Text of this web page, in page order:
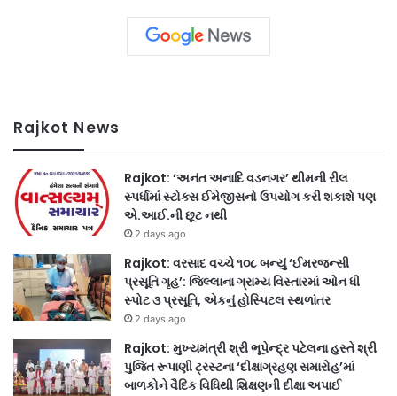
Rajkot News
Rajkot: ‘અનંત અનાદિ વડનગર’ થીમની રીલ
સ્પર્ધામાં સ્ટોક્સ ઈમેજીસનો ઉપયોગ કરી શકાશે પણ
એ.આઈ.ની છૂટ નથી
2 days ago
Rajkot: વરસાદ વચ્ચે ૧૦૮ બન્યું ‘ઈમરજન્સી
પ્રસૂતિ ગૃહ’: જિલ્લાના ગ્રામ્ય વિસ્તારમાં ઓન ધી
સ્પોટ ૩ પ્રસૂતિ, એકનું હોસ્પિટલ સ્થળાંતર
2 days ago
Rajkot: મુખ્યમંત્રી શ્રી ભૂપેન્દ્ર પટેલના હસ્તે શ્રી
પુજિત રૂપાણી ટ્રસ્ટના ‘દીક્ષાગ્રહણ સમારોહ’માં
બાળકોને વૈદિક વિધિથી શિક્ષણની દીક્ષા અપાઈ